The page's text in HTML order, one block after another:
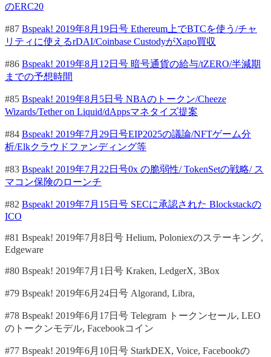
のERC20
#87 Bspeak! 2019年8月19日号 Ethereum上でBTCを使う/チャ
リティに使えるrDAI/Coinbase CustodyがXapo買収
#86 Bspeak! 2019年8月12日号 暗号通貨の給与/tZERO/半減期
までの予想時間
#85 Bspeak! 2019年8月5日号 NBAのトークン/Cheeze
Wizards/Tether on Liquid/dAppsマネタイズ提案
#84 Bspeak! 2019年7月29日号EIP2025の議論/NFTゲーム分
析/Elkクラウドファンディング等
#83 Bspeak! 2019年7月22日号0x の脆弱性/ TokenSetの戦略/ ス
マコン保険のローンチ
#82 Bspeak! 2019年7月15日号 SECに承認された Blockstackの
ICO
#81 Bspeak! 2019年7月8日号 Helium, Poloniexのステーキング,
Edgeware
#80 Bspeak! 2019年7月1日号 Kraken, LedgerX, 3Box
#79 Bspeak! 2019年6月24日号 Algorand, Libra,
#78 Bspeak! 2019年6月17日号 Telegram トークンセール, LEO
のトークンモデル, Facebookコイン
#77 Bspeak! 2019年6月10日号 StarkDEX, Voice, Facebookの